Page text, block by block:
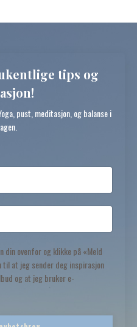
tips og
pust, meditasjon, og balanse i
din ovenfor og klikke på «Meld
at jeg sender deg inspirasjon
og at jeg bruker e-